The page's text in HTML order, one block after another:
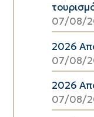
07/08/
2026
07/08/
2026
07/08/